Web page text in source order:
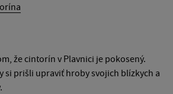
že cintorín v Plavnici je pokosený.
si prišli upraviť hroby svojich blízkych a